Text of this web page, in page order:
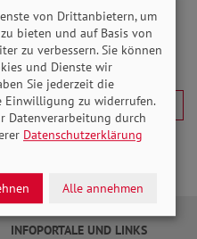
INFOPORTALE UND LINKS
von Drittanbietern, um
bieten und auf Basis von
zu verbessern. Sie können
und Dienste wir
Sie jederzeit die
zu widerrufen.
Datenverarbeitung durch
Datenschutzerklärung
Alle annehmen